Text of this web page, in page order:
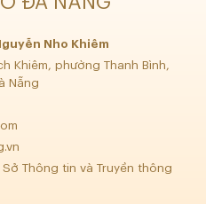
Nho Khiêm
Khiêm, phường Thanh Bình,
Nẵng
Thông tin và Truyền thông